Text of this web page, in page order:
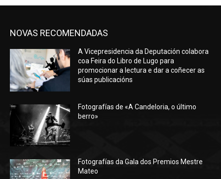
NOVAS RECOMENDADAS
A Vicepresidencia da Deputación colabora
coa Feira do Libro de Lugo para
promocionar a lectura e dar a coñecer as
súas publicacións
Fotografías de «A Candeloria, o último
berro»
Fotografías da Gala dos Premios Mestre
Mateo